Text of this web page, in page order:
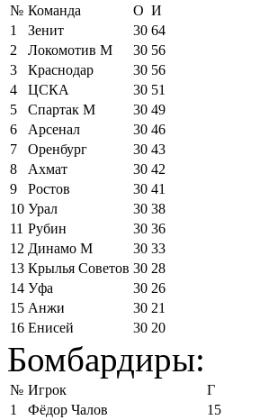
№ Команда О И
1
Зенит 30 64
2
Локомотив М 30 56
3
Краснодар 30 56
4
ЦСКА 30 51
5
Спартак М 30 49
6
Арсенал 30 46
7
Оренбург 30 43
8
Ахмат 30 42
9
Ростов 30 41
10 Урал 30 38
11 Рубин 30 36
12 Динамо М 30 33
13 Крылья Советов 30 28
14 Уфа 30 26
15 Анжи 30 21
16 Енисей 30 20
Бомбардиры:
№ Игрок
Г
1
Фёдор Чалов
15